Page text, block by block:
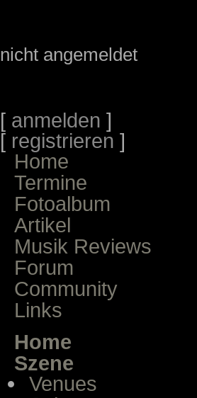
nicht angemeldet
[ anmelden ]
[ registrieren ]
Home
Termine
Fotoalbum
Artikel
Musik Reviews
Forum
Community
Links
Home
Szene
Venues